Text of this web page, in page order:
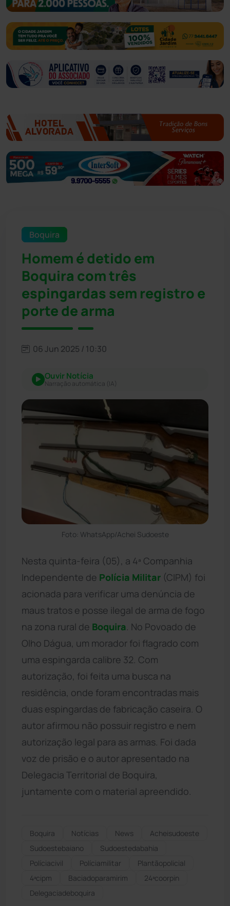
Boquira
Homem é detido em
Boquira com três
espingardas sem registro e
porte de arma
06 Jun 2025 / 10:30
Ouvir Notícia
Narração automática (IA)
Foto: WhatsApp/Achei Sudoeste
Nesta quinta-feira (05), a 4ª Companhia
Independente de Polícia Militar (CIPM) foi
acionada para verificar uma denúncia de
maus tratos e posse ilegal de arma de fogo
na zona rural de Boquira . No Povoado de
Olho Dágua, um morador foi flagrado com
uma espingarda calibre 32. Com
autorização, foi feita uma busca na
residência, onde foram encontradas mais
duas espingardas de fabricação caseira. O
autor afirmou não possuir registro e nem
autorização legal para as armas. Foi dada
voz de prisão e o autor apresentado na
Delegacia Territorial de Boquira,
juntamente com o material apreendido.
Boquira Notícias News
Acheisudoeste
Sudoestebaiano
Sudoestedabahia
Políciacivil
Políciamilitar
Plantãopolicial
4ªcipm
Baciadoparamirim
24ªcoorpin
Delegaciadeboquira